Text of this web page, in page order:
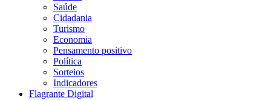
Saúde
Cidadania
Turismo
Economia
Pensamento positivo
Política
Sorteios
Indicadores
Flagrante Digital